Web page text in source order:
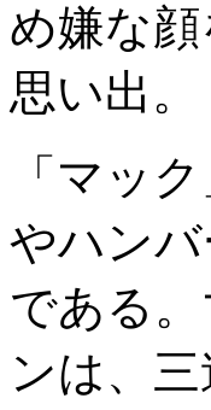
め嫌な
思い出。
「マッ
やハン
である
ンは、